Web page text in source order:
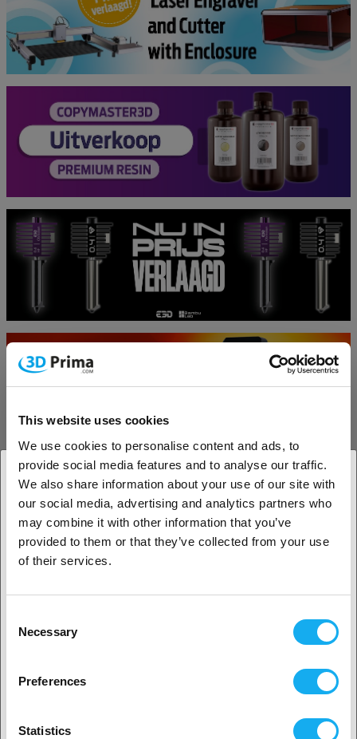
This website uses cookies
We use cookies to personalise content and ads, to
provide social media features and to analyse our traffic.
We also share information about your use of our site with
our social media, advertising and analytics partners who
may combine it with other information that you’ve
provided to them or that they’ve collected from your use
of their services.
Selection
Necessary
Preferences
Statistics
1. Ben je een zakelijke of een particuliere klant?
Zakelijke klant
Particuliere klant